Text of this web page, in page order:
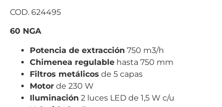
COD. 624495
60 NGA
Potencia de extracción 750 m3/h
Chimenea regulable hasta 750 mm
Filtros metálicos de 5 capas
Motor de 230 W
Iluminación 2 luces LED de 1,5 W c/u